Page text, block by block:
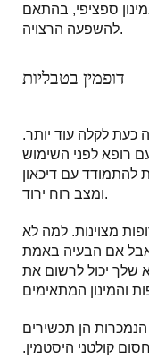
ספציפי, בהתאם
להשפעה הרצויה.
דופמין בטבליות
לקלה עוד יותר.
רופא לפני השימוש
להתמודד עם דיכאון
ומצב רוח ירוד.
מצוינות. למה לא
אבל אם הבעיה באמת
שלך יכול לרשום את
הנמכרות הן תכשירים
קולטני היסטמין.